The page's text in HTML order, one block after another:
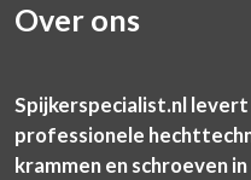
Over ons
Spijkerspecialist.nl
professionele
krammen en schroeven